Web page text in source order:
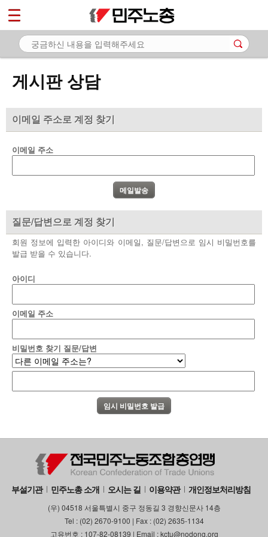
게시판 상담
이메일 주소로 계정 찾기
이메일 주소
질문/답변으로 계정 찾기
회원 정보에 입력한 아이디와 이메일, 질문/답변으로 임시 비밀번호를
발급 받을 수 있습니다.
아이디
이메일 주소
비밀번호 찾기 질문/답변
부설기관 민주노총 소개 오시는 길 이용약관 개인정보처리방침
(우) 04518 서울특별시 중구 정동길 3 경향신문사 14층
Tel : (02) 2670-9100 | Fax : (02) 2635-1134
고유번호 : 107-82-08139 | Email : kctu@nodong.org
마이페이지
소개
노동상담
- 게시판 상담
- 바로보기
- 찾아보기
- 전국 노동상담소 안내
자료
부설기관
업무